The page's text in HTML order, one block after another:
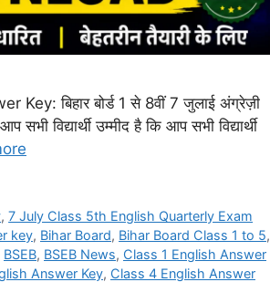
बिहार बोर्ड 1 से 8वीं 7 जुलाई अंग्रेज़ी
विद्यार्थी उम्मीद है कि आप सभी विद्यार्थी
,7 July Class 5th English Quarterly Exam
key, Bihar Board, Bihar Board Class 1 to 5,
BSEB, BSEB News, Class 1 English Answer
Answer Key, Class 4 English Answer